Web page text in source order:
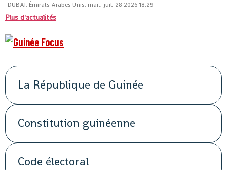
DUBAÏ, Émirats Arabes Unis, mar., juil. 28 2026 18:29
Plus d'actualités
La République de Guinée
Constitution guinéenne
Code électoral